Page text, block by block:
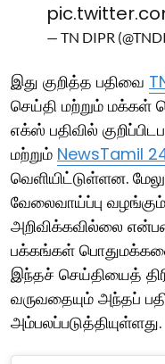
— TN DIPR
இது குறித்த பதிவை
செய்தி மற்றும் மக்கள்
எக்ஸ் பதிவில்
மற்றும் NewsTamil
வெளியிட்டுள்ளன.
வேலைவாய்ப்பு
அறிவிக்கவில்லை
பக்கங்கள்
இந்தச் செய்தியைத்
வருவதையும் அந்தப்
அம்பலப்படுத்தியுள்ளது.